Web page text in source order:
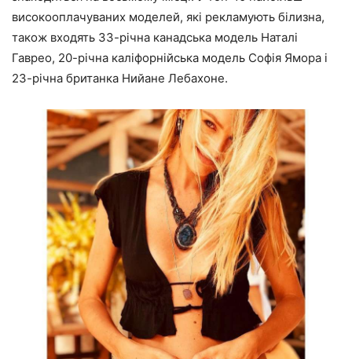
високооплачуваних моделей, які рекламують білизна,
також входять 33-річна канадська модель Наталі
Гаврео, 20-річна каліфорнійська модель Софія Ямора і
23-річна британка Нийане Лебахоне.